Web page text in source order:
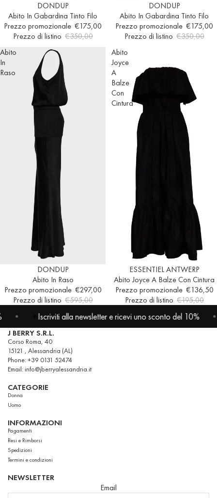
DONDUP
Abito In Gabardina Tinto Filo
Prezzo promozionale €175,00
Prezzo di listino €350,00
DONDUP
Abito In Gabardina Tinto Filo
Prezzo promozionale €175,00
Prezzo di listino €350,00
Abito
In
Raso
DONDUP
Abito In Raso
Prezzo promozionale €297,00
Prezzo di listino €595,00
Abito
Joyce
A
Balze
Con
Cintura
EsauritoESSENTIEL ANTWERP
Abito Joyce A Balze Con Cintura
Prezzo promozionale €136,50
Prezzo di listino €195,00
Iscriviti alla newsletter e ricevi uno sconto del 10%
J BERRY S.R.L.
Corso Roma, 40
15121 , Alessandria (AL)
Phone: +39 0131 52474
Email: info@jberryalessandria.it
CATEGORIE
Donna
Uomo
INFORMAZIONI
Pagamenti
Resi e Rimborsi
Spedizioni
Termini e condizioni
NEWSLETTER
Email